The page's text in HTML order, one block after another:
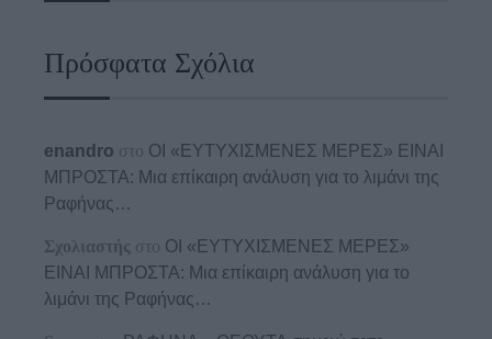
Πρόσφατα Σχόλια
enandro στο ΟΙ «ΕΥΤΥΧΙΣΜΕΝΕΣ ΜΕΡΕΣ» ΕΙΝΑΙ
ΜΠΡΟΣΤΑ: Μια επίκαιρη ανάλυση για το λιμάνι της
Ραφήνας…
Σχολιαστής στο ΟΙ «ΕΥΤΥΧΙΣΜΕΝΕΣ ΜΕΡΕΣ»
ΕΙΝΑΙ ΜΠΡΟΣΤΑ: Μια επίκαιρη ανάλυση για το
λιμάνι της Ραφήνας…